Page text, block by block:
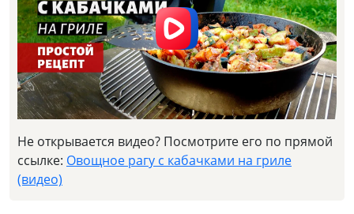
Не открывается видео? Посмотрите его по прямой
ссылке: Овощное рагу с кабачками на гриле
(видео)